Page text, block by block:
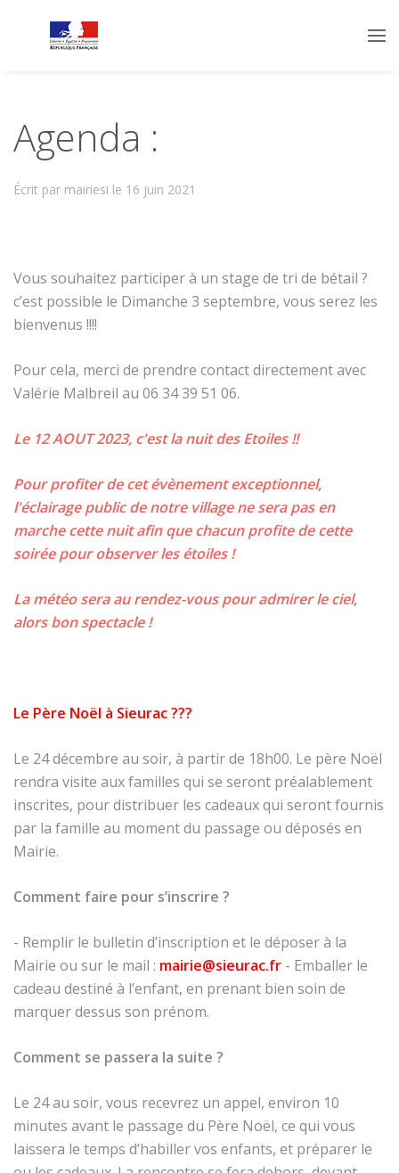
Agenda :
Écrit par mairiesi le 16 juin 2021
Vous souhaitez participer à un stage de tri de bétail ?
c’est possible le Dimanche 3 septembre, vous serez les
bienvenus !!!!
Pour cela, merci de prendre contact directement avec
Valérie Malbreil au 06 34 39 51 06.
Le 12 AOUT 2023, c'est la nuit des Etoiles !!
Pour profiter de cet évènement exceptionnel,
l'éclairage public de notre village ne sera pas en
marche cette nuit afin que chacun profite de cette
soirée pour observer les étoiles !
La météo sera au rendez-vous pour admirer le ciel,
alors bon spectacle !
Le Père Noël à Sieurac ???
Le 24 décembre au soir, à partir de 18h00. Le père Noël
rendra visite aux familles qui se seront préalablement
inscrites, pour distribuer les cadeaux qui seront fournis
par la famille au moment du passage ou déposés en
Mairie.
Comment faire pour s’inscrire ?
- Remplir le bulletin d’inscription et le déposer à la
Mairie ou sur le mail : mairie@sieurac.fr - Emballer le
cadeau destiné à l’enfant, en prenant bien soin de
marquer dessus son prénom.
Comment se passera la suite ?
Le 24 au soir, vous recevrez un appel, environ 10
minutes avant le passage du Père Noël, ce qui vous
laissera le temps d’habiller vos enfants, et préparer le